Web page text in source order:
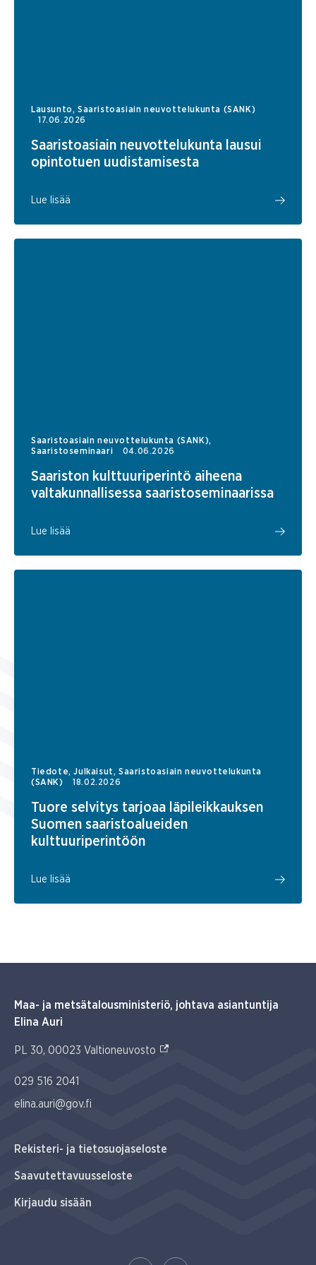
Lausunto, Saaristoasiain neuvottelukunta (SANK)
17.06.2026
Saaristoasiain neuvottelukunta lausui
opintotuen uudistamisesta
Lue lisää
Saaristoasiain neuvottelukunta (SANK),
Saaristoseminaari
04.06.2026
Saariston kulttuuriperintö aiheena
valtakunnallisessa saaristoseminaarissa
Lue lisää
Tiedote, Julkaisut, Saaristoasiain neuvottelukunta
(SANK)
18.02.2026
Tuore selvitys tarjoaa läpileikkauksen
Suomen saaristoalueiden
kulttuuriperintöön
Lue lisää
Maa- ja metsätalousministeriö, johtava asiantuntija
Elina Auri
PL 30, 00023 Valtioneuvosto (Ulkoinen linkki)
029 516 2041
elina.auri@gov.fi
Rekisteri- ja tietosuojaseloste
Saavutettavuusseloste
Kirjaudu sisään